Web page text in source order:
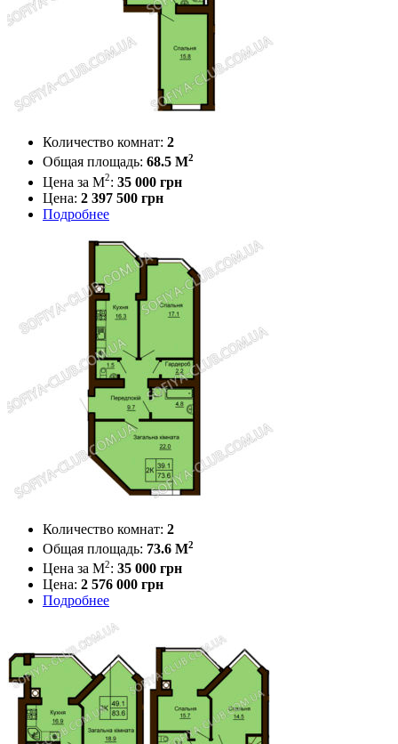
Количество комнат: 2
Общая площадь: 68.5 M2
Цена за М2: 35 000 грн
Цена: 2 397 500 грн
Подробнее
Количество комнат: 2
Общая площадь: 73.6 M2
Цена за М2: 35 000 грн
Цена: 2 576 000 грн
Подробнее